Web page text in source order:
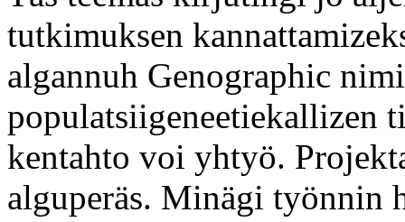
tutkimuksen
algannuh Genographic
populatsiigeneetiekallizen
kentahto voi yhtyö.
alguperäs. Minägi työnnin